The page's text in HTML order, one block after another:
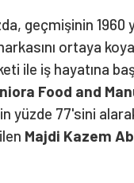
geçmişinin 1960
ortaya
ile iş hayatına
Food and
yüzde 77'sini
Majdi Kazem